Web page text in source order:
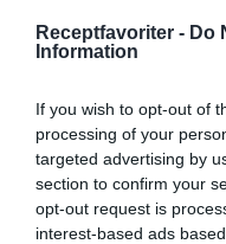
Receptfavoriter - Do
Information
If you wish to opt-out of
processing of your
targeted advertising by
section to confirm your
opt-out request is
interest-based ads
som du blandat
msk lag från
kvart och